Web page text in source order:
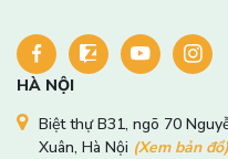
HÀ NỘI
Biệt thự B31, ngõ 70
Xuân, Hà Nội (Xem bản đồ)